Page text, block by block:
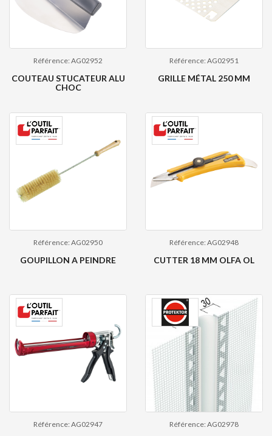
Référence: AG02952
COUTEAU STUCATEUR ALU
CHOC
Référence: AG02951
GRILLE MÉTAL 250 MM
Référence: AG02950
GOUPILLON A PEINDRE
Référence: AG02948
CUTTER 18 MM OLFA OL
Référence: AG02947 Référence: AG02978